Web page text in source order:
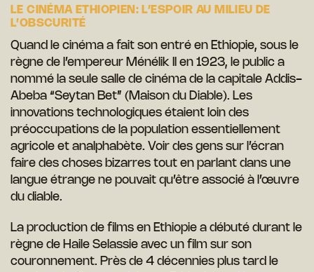
LE CINÉMA ETHIOPIEN: L’ESPOIR AU MILIEU DE
L’OBSCURITÉ
Quand le cinéma a fait son entré en Ethiopie, sous le
règne de l’empereur Ménélik II en 1923, le public a
nommé la seule salle de cinéma de la capitale Addis-
Abeba “Seytan Bet” (Maison du Diable). Les
innovations technologiques étaient loin des
préoccupations de la population essentiellement
agricole et analphabète. Voir des gens sur l’écran
faire des choses bizarres tout en parlant dans une
langue étrange ne pouvait qu’être associé à l’œuvre
du diable.
La production de films en Ethiopie a débuté durant le
règne de Haile Selassie avec un film sur son
couronnement. Près de 4 décennies plus tard le